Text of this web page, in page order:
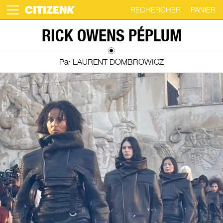
RECHERCHER PANIER
RICK OWENS PÉPLUM
Par LAURENT DOMBROWICZ